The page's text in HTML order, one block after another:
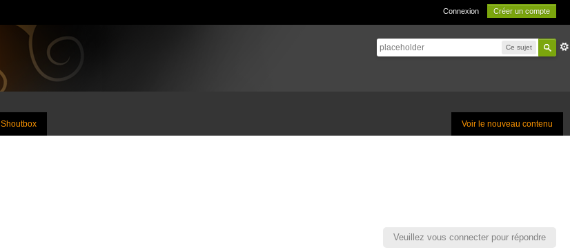
Connexion Créer un compte
Ce sujet
Voir le nouveau contenu
Shoutbox
Veuillez vous connecter pour répondre